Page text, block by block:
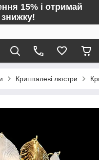
15% і отримай
Кришталеві люстри